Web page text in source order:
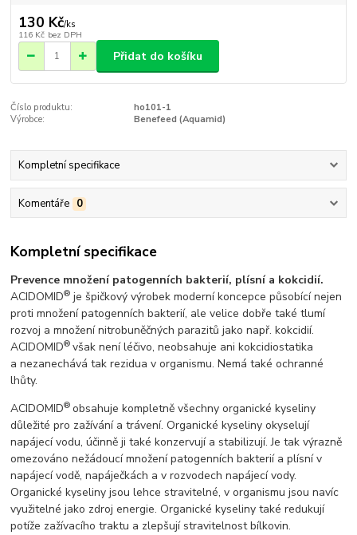
130 Kč/ks
116 Kč bez DPH
Přidat do košíku
Číslo produktu:
ho101-1
Výrobce:
Benefeed (Aquamid)
Kompletní specifikace
Komentáře 0
Kompletní specifikace
Prevence množení patogenních bakterií, plísní a kokcidií.
ACIDOMID® je špičkový výrobek moderní koncepce působící nejen
proti množení patogenních bakterií, ale velice dobře také tlumí
rozvoj a množení nitrobuněčných parazitů jako např. kokcidií.
ACIDOMID®však není léčivo, neobsahuje ani kokcidiostatika
a nezanechává tak rezidua v organismu. Nemá také ochranné
lhůty.
ACIDOMID® obsahuje kompletně všechny organické kyseliny
důležité pro zažívání a trávení. Organické kyseliny okyselují
napájecí vodu, účinně ji také konzervují a stabilizují. Je tak výrazně
omezováno nežádoucí množení patogenních bakterií a plísní v
napájecí vodě, napáječkách a v rozvodech napájecí vody.
Organické kyseliny jsou lehce stravitelné, v organismu jsou navíc
využitelné jako zdroj energie. Organické kyseliny také redukují
potíže zažívacího traktu a zlepšují stravitelnost bílkovin.